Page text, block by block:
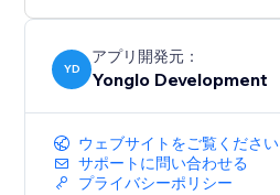
YD
アプリ開発元：
Yonglo Development
ウェブサイトをご覧ください
サポートに問い合わせる
プライバシーポリシー